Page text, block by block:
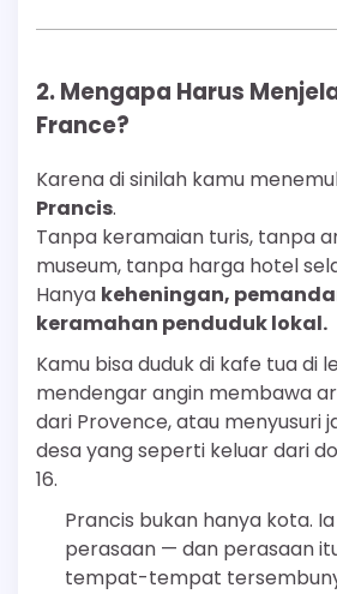
2. Mengapa Harus
France?
Karena di sinilah kamu
Prancis.
Tanpa keramaian turis, tanpa
museum, tanpa harga hotel
Hanya keheningan,
keramahan penduduk lokal.
Kamu bisa duduk di kafe tua di
mendengar angin membawa
dari Provence, atau menyusuri
desa yang seperti keluar dari
16.
Prancis bukan hanya kota.
perasaan — dan perasaan
tempat-tempat